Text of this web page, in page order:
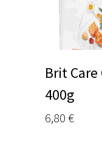
Brit Care
400g
6,80 €